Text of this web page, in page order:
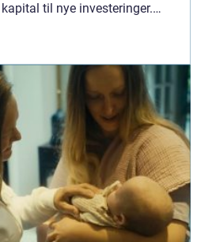
til nye investeringer.